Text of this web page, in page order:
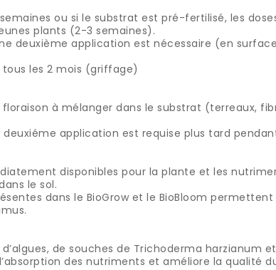
ou si le substrat est pré-fertilisé, les
plants (2-3 semaines).
deuxième application est nécessaire (en
les 2 mois (griffage)
à mélanger dans le substrat (terreaux,
deuxiéme application est requise plus tard
disponibles pour la plante et les
le sol.
dans le BioGrow et le BioBloom
de souches de Trichoderma harzianum
des nutriments et améliore la qualité